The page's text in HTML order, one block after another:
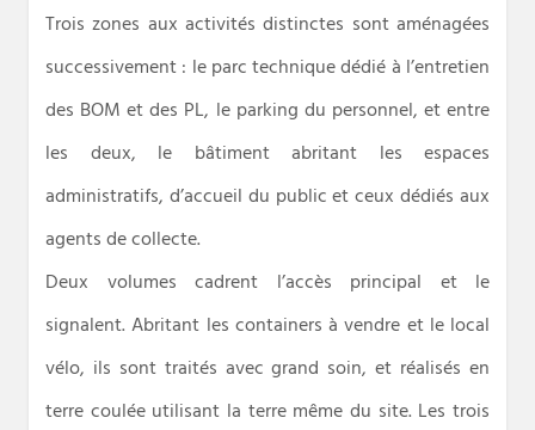
Trois zones aux activités distinctes sont aménagées
successivement : le parc technique dédié à l’entretien
des BOM et des PL, le parking du personnel, et entre
les deux, le bâtiment abritant les espaces
administratifs, d’accueil du public et ceux dédiés aux
agents de collecte.
Deux volumes cadrent l’accès principal et le
signalent. Abritant les containers à vendre et le local
vélo, ils sont traités avec grand soin, et réalisés en
terre coulée utilisant la terre même du site. Les trois